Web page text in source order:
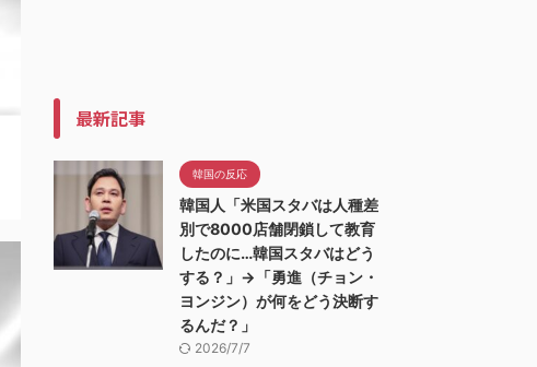
最新記事
韓国の反応
韓国人「米国スタバは人種差
別で8000店舗閉鎖して教育
したのに…韓国スタバはどう
する？」→「勇進（チョン・
ヨンジン）が何をどう決断す
るんだ？」
2026/7/7